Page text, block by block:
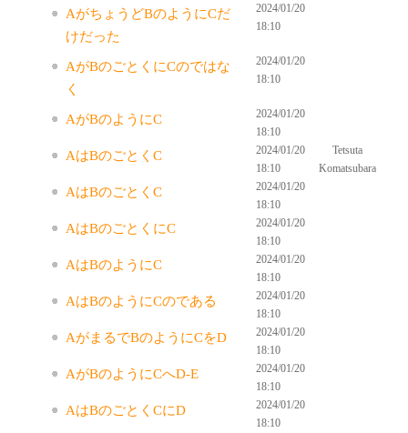
AがちょうどBのようにCだ
けだった
2024/01/20
18:10
AがBのごとくにCのではな
く
2024/01/20
18:10
AがBのようにC
2024/01/20
18:10
AはBのごとくC
2024/01/20
18:10
Tetsuta
Komatsubara
AはBのごとくC
2024/01/20
18:10
AはBのごとくにC
2024/01/20
18:10
AはBのようにC
2024/01/20
18:10
AはBのようにCのである
2024/01/20
18:10
AがまるでBのようにCをD
2024/01/20
18:10
AがBのようにCへD-E
2024/01/20
18:10
AはBのごとくCにD
2024/01/20
18:10